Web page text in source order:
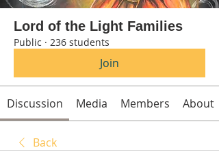
Lord of the Light Families
Public · 236 students
Join
Discussion Media Members About
Back